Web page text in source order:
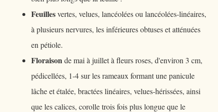
Feuillesvertes, velues, lancéolées ou lancéolées-linéaires,
à plusieurs nervures, les inférieures obtuses et atténuées
en pétiole.
Floraisonde mai à juillet à fleurs roses, d'environ 3 cm,
pédicellées, 1-4 sur les rameaux formant une panicule
lâche et étalée, bractées linéaires, velues-hérissées, ainsi
que les calices, corolle trois fois plus longue que le